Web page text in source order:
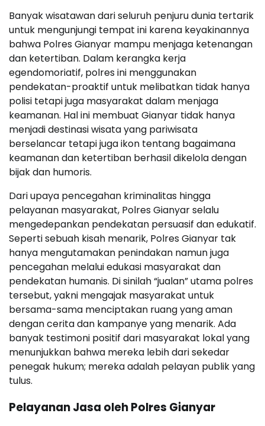
Banyak wisatawan dari seluruh penjuru dunia tertarik
untuk mengunjungi tempat ini karena keyakinannya
bahwa Polres Gianyar mampu menjaga ketenangan
dan ketertiban. Dalam kerangka kerja
egendomoriatif, polres ini menggunakan
pendekatan-proaktif untuk melibatkan tidak hanya
polisi tetapi juga masyarakat dalam menjaga
keamanan. Hal ini membuat Gianyar tidak hanya
menjadi destinasi wisata yang pariwisata
berselancar tetapi juga ikon tentang bagaimana
keamanan dan ketertiban berhasil dikelola dengan
bijak dan humoris.
Dari upaya pencegahan kriminalitas hingga
pelayanan masyarakat, Polres Gianyar selalu
mengedepankan pendekatan persuasif dan edukatif.
Seperti sebuah kisah menarik, Polres Gianyar tak
hanya mengutamakan penindakan namun juga
pencegahan melalui edukasi masyarakat dan
pendekatan humanis. Di sinilah “jualan” utama polres
tersebut, yakni mengajak masyarakat untuk
bersama-sama menciptakan ruang yang aman
dengan cerita dan kampanye yang menarik. Ada
banyak testimoni positif dari masyarakat lokal yang
menunjukkan bahwa mereka lebih dari sekedar
penegak hukum; mereka adalah pelayan publik yang
tulus.
Pelayanan Jasa oleh Polres Gianyar